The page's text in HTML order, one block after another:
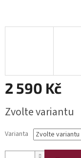
2 590 Kč
cena:
Zvolte variantu
Varianta